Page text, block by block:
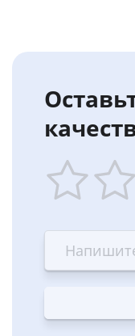
star
Terrible
stars
—
Bad